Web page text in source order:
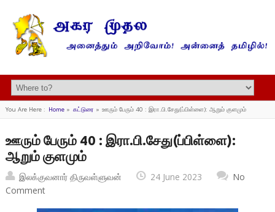
You Are Here : Home» கட்டுரை » ஊரும் பேரும் 40 : இரா.பி.சேது(ப்பிள்ளை): ஆறும் குளமும்
ஊரும் பேரும் 40 : இரா.பி.சேது(ப்பிள்ளை):
ஆறும் குளமும்
இலக்குவனார் திருவள்ளுவன் 24 June 2023
No
Comment